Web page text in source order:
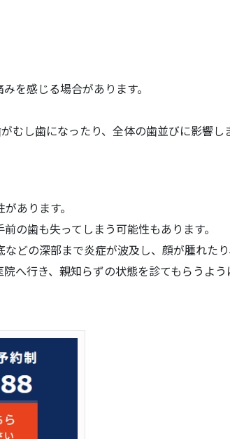
を感じる場合があります。
むし歯になったり、全体の歯並びに影響し
あります。
の歯も失ってしまう可能性もあります。
どの深部まで炎症が波及し、顔が腫れた
へ行き、親知らずの状態を診てもらうよう